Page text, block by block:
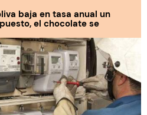
baja en tasa anual un
el chocolate se